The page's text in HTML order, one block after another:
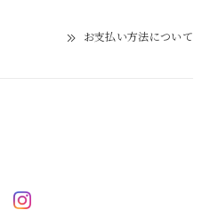
お支払い方法について